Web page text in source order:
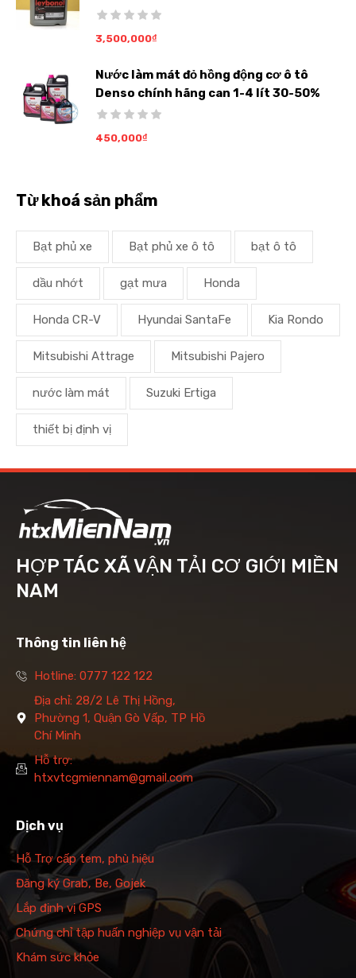
3,500,000₫
Nước làm mát đỏ hồng động cơ ô tô
Denso chính hãng can 1-4 lít 30-50%
450,000₫
Từ khoá sản phẩm
Bạt phủ xe Bạt phủ xe ô tô bạt ô tô
dầu nhớt gạt mưa Honda
Honda CR-V Hyundai SantaFe Kia Rondo
Mitsubishi Attrage Mitsubishi Pajero
nước làm mát Suzuki Ertiga
thiết bị định vị
HỢP TÁC XÃ VẬN TẢI CƠ GIỚI MIỀN
NAM
Thông tin liên hệ
Hotline: 0777 122 122
Địa chỉ: 28/2 Lê Thị Hồng,
Phường 1, Quận Gò Vấp, TP Hồ
Chí Minh
Hỗ trợ:
htxvtcgmiennam@gmail.com
Dịch vụ
Hỗ Trợ cấp tem, phù hiệu
Đăng ký Grab, Be, Gojek
Lắp định vị GPS
Chứng chỉ tập huấn nghiệp vụ vận tải
Khám sức khỏe